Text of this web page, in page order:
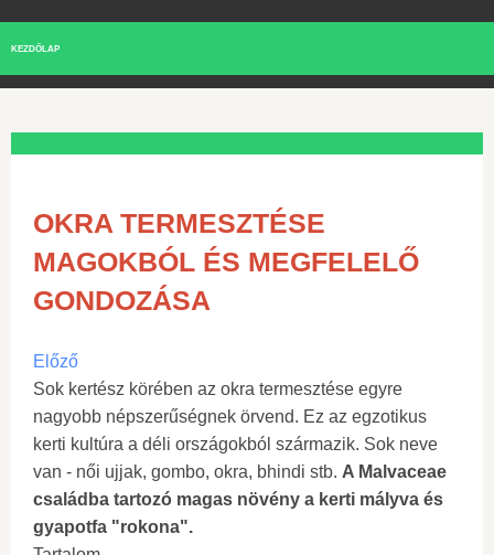
KEZDŐLAP
OKRA TERMESZTÉSE
MAGOKBÓL ÉS MEGFELELŐ
GONDOZÁSA
Előző
Sok kertész körében az okra termesztése egyre
nagyobb népszerűségnek örvend. Ez az egzotikus
kerti kultúra a déli országokból származik. Sok neve
van - női ujjak, gombo, okra, bhindi stb. A Malvaceae
családba tartozó magas növény a kerti mályva és
gyapotfa "rokona".